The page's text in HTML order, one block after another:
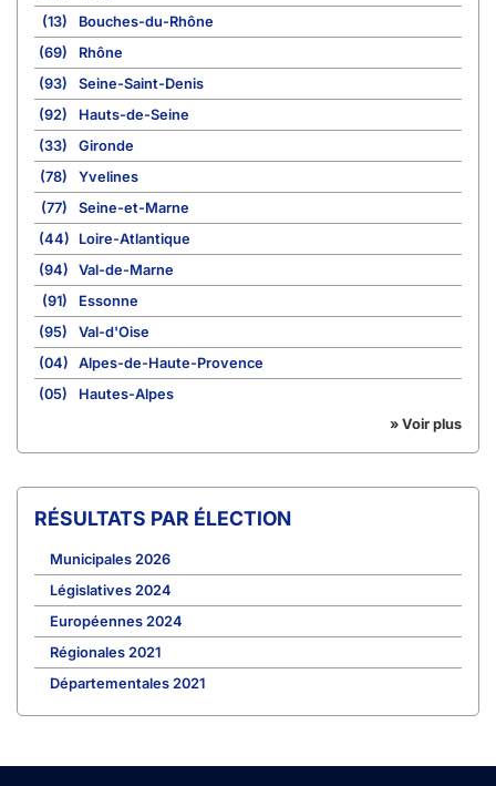
(13)
Bouches-du-Rhône
(69)
Rhône
(93)
Seine-Saint-Denis
(92)
Hauts-de-Seine
(33)
Gironde
(78)
Yvelines
(77)
Seine-et-Marne
(44)
Loire-Atlantique
(94)
Val-de-Marne
(91)
Essonne
(95)
Val-d'Oise
(04)
Alpes-de-Haute-Provence
(05)
Hautes-Alpes
» Voir plus
RÉSULTATS PAR ÉLECTION
Municipales 2026
Législatives 2024
Européennes 2024
Régionales 2021
Départementales 2021